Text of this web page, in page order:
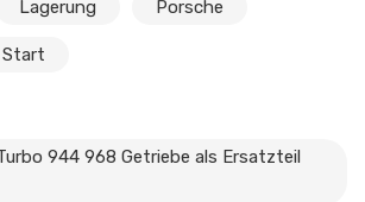
Lagerung Porsche
Start
944 968 Getriebe als Ersatzteil